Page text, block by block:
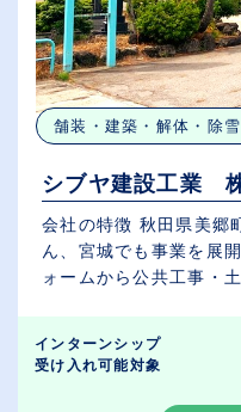
舗装・建築・解体・除
シブヤ建設工業
会社の特徴 秋田県美郷
ん、宮城でも事業を展
ォームから公共工事・
インターンシップ
受け入れ可能対象